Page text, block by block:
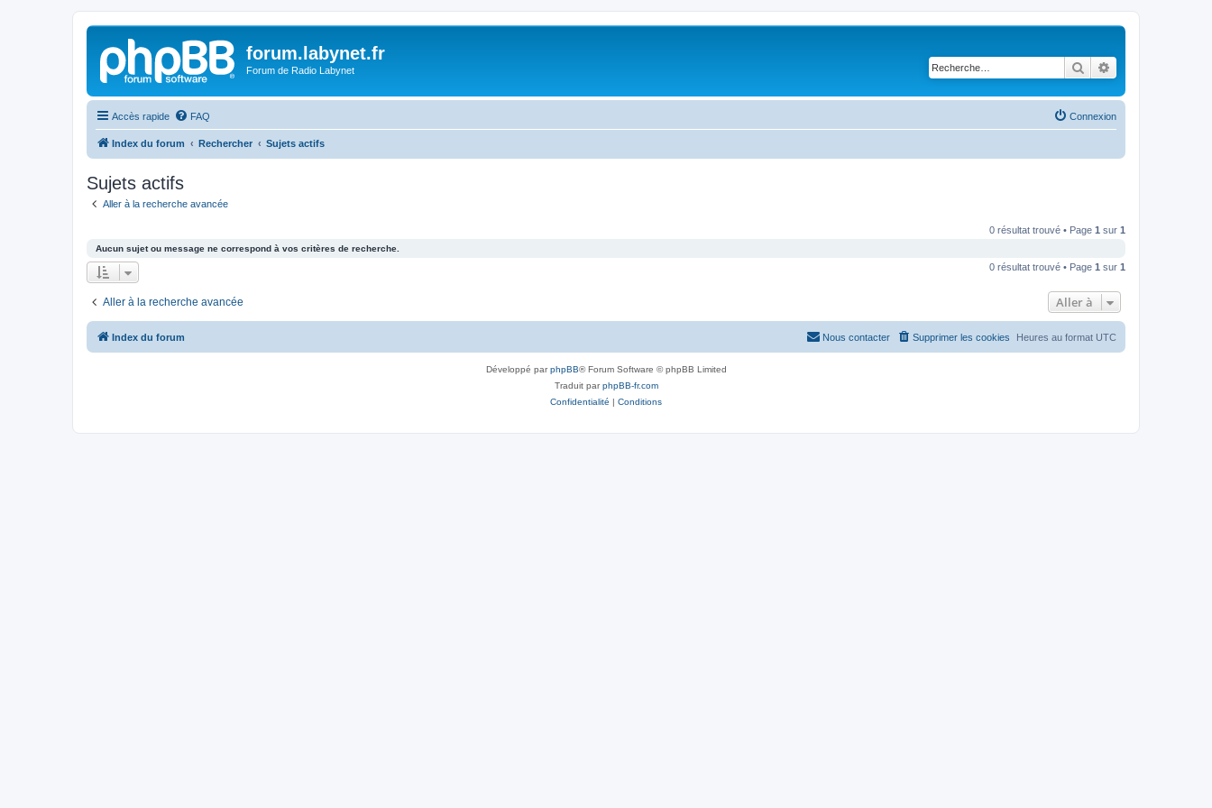
forum.labynet.fr
Forum de Radio Labynet Rechercher
Accès rapide FAQ Connexion
Index du forum Rechercher Sujets actifs
Sujets actifs
Aller à la recherche avancée
0 résultat trouvé • Page 1 sur 1
Aucun sujet ou message ne correspond à vos critères de recherche.
0 résultat trouvé • Page 1 sur 1
Aller à la recherche avancée Aller à
Index du forum Heures au format UTC
Supprimer les cookies
Nous contacter
Développé parphpBB® Forum Software © phpBB Limited
Traduit parphpBB-fr.com
Confidentialité | Conditions